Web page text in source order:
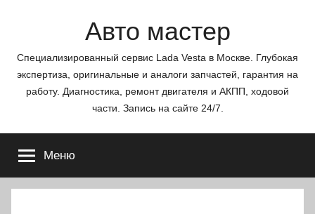
Авто мастер
Специализированный сервис Lada Vesta в Москве. Глубокая
экспертиза, оригинальные и аналоги запчастей, гарантия на
работу. Диагностика, ремонт двигателя и АКПП, ходовой
части. Запись на сайте 24/7.
Меню